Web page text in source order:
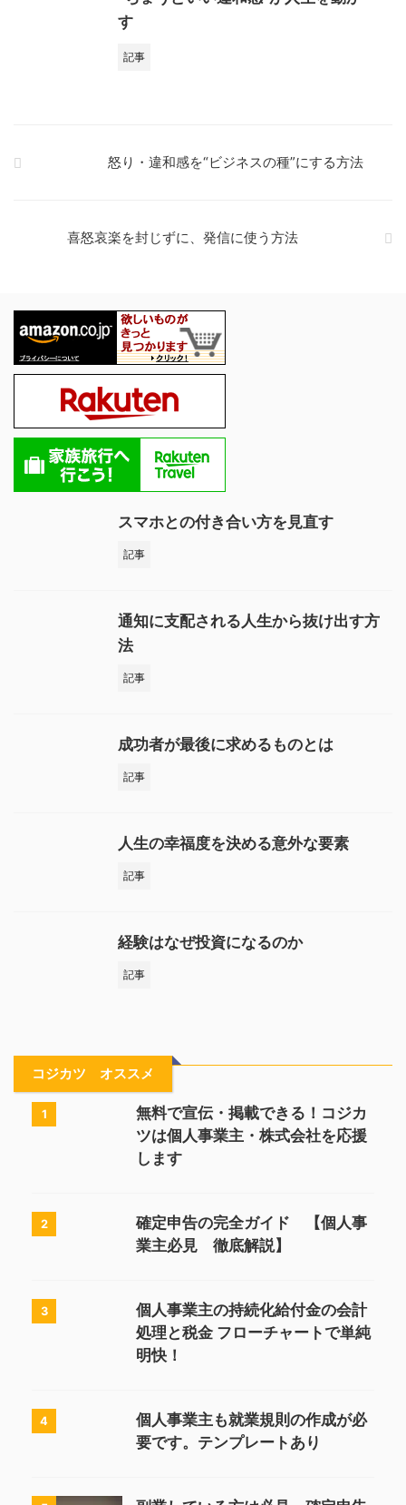
す
記事
怒り・違和感を“ビジネスの種”にする方法
喜怒哀楽を封じずに、発信に使う方法
スマホとの付き合い方を見直す
記事
通知に支配される人生から抜け出す方
法
記事
成功者が最後に求めるものとは
記事
人生の幸福度を決める意外な要素
記事
経験はなぜ投資になるのか
記事
コジカツ オススメ
1
無料で宣伝・掲載できる！コジカ
ツは個人事業主・株式会社を応援
します
2
確定申告の完全ガイド 【個人事
業主必見 徹底解説】
3
個人事業主の持続化給付金の会計
処理と税金 フローチャートで単純
明快！
4
個人事業主も就業規則の作成が必
要です。テンプレートあり